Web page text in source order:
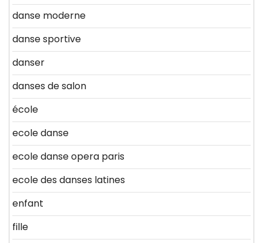
danse moderne
danse sportive
danser
danses de salon
école
ecole danse
ecole danse opera paris
ecole des danses latines
enfant
fille